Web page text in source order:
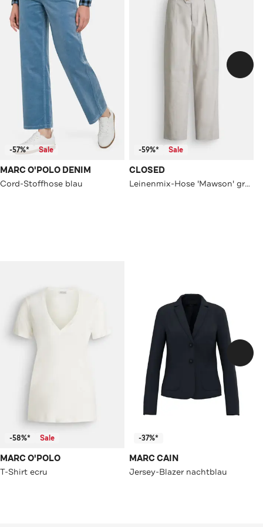
-57%* Sale
MARC O'POLO DENIM
Cord-Stoffhose blau
-59%* Sale
CLOSED
Leinenmix-Hose 'Mawson' greige
-58%* Sale
MARC O'POLO
T-Shirt ecru
-37%*
MARC CAIN
Jersey-Blazer nachtblau